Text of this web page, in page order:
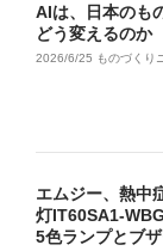
AIは、日本のも
どう変えるのか
2026/6/25 ものづくり
エムジー、熱中
灯IT60SA1-
5色ランプとブ